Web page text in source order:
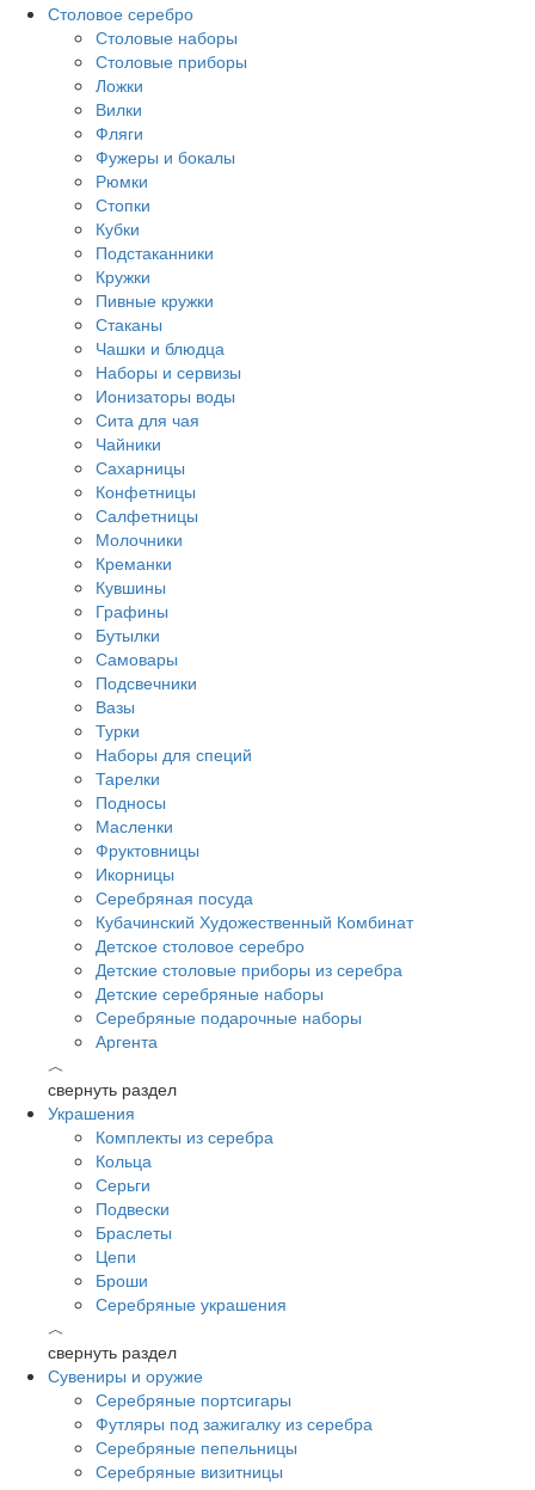
Столовое серебро
Столовые наборы
Столовые приборы
Ложки
Вилки
Фляги
Фужеры и бокалы
Рюмки
Стопки
Кубки
Подстаканники
Кружки
Пивные кружки
Стаканы
Чашки и блюдца
Наборы и сервизы
Ионизаторы воды
Сита для чая
Чайники
Сахарницы
Конфетницы
Салфетницы
Молочники
Креманки
Кувшины
Графины
Бутылки
Самовары
Подсвечники
Вазы
Турки
Наборы для специй
Тарелки
Подносы
Масленки
Фруктовницы
Икорницы
Серебряная посуда
Кубачинский Художественный Комбинат
Детское столовое серебро
Детские столовые приборы из серебра
Детские серебряные наборы
Серебряные подарочные наборы
Аргента
︿
свернуть раздел
Украшения
Комплекты из серебра
Кольца
Серьги
Подвески
Браслеты
Цепи
Броши
Серебряные украшения
︿
свернуть раздел
Сувениры и оружие
Серебряные портсигары
Футляры под зажигалку из серебра
Серебряные пепельницы
Серебряные визитницы